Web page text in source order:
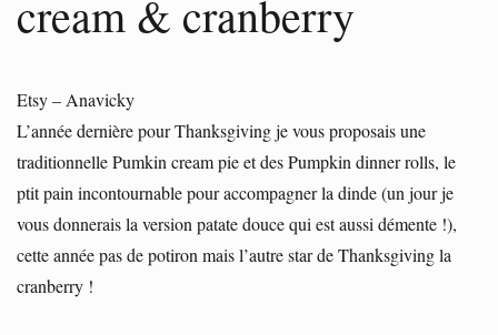
cream & cranberry
Etsy – Anavicky
L’année dernière pour Thanksgiving je vous proposais une
traditionnelle Pumkin cream pie et des Pumpkin dinner rolls, le
ptit pain incontournable pour accompagner la dinde (un jour je
vous donnerais la version patate douce qui est aussi démente !),
cette année pas de potiron mais l’autre star de Thanksgiving la
cranberry !